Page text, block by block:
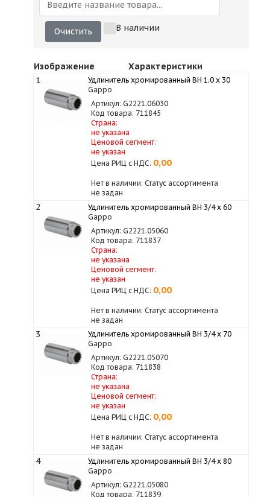
Очистить В наличии
Изображение
Характеристики
1
Удлинитель хромированный ВН 1.0 х 30
Gappo
Артикул: G2221.06030
Код товара: 711845
Страна:
не указана
Ценовой сегмент:
не указан
Цена РИЦ с НДС: 0,00
Нет в наличии: Статус ассортимента
не задан
2
Удлинитель хромированный ВН 3/4 x 60
Gappo
Артикул: G2221.05060
Код товара: 711837
Страна:
не указана
Ценовой сегмент:
не указан
Цена РИЦ с НДС: 0,00
Нет в наличии: Статус ассортимента
не задан
3
Удлинитель хромированный ВН 3/4 x 70
Gappo
Артикул: G2221.05070
Код товара: 711838
Страна:
не указана
Ценовой сегмент:
не указан
Цена РИЦ с НДС: 0,00
Нет в наличии: Статус ассортимента
не задан
4
Удлинитель хромированный ВН 3/4 x 80
Gappo
Артикул: G2221.05080
Код товара: 711839